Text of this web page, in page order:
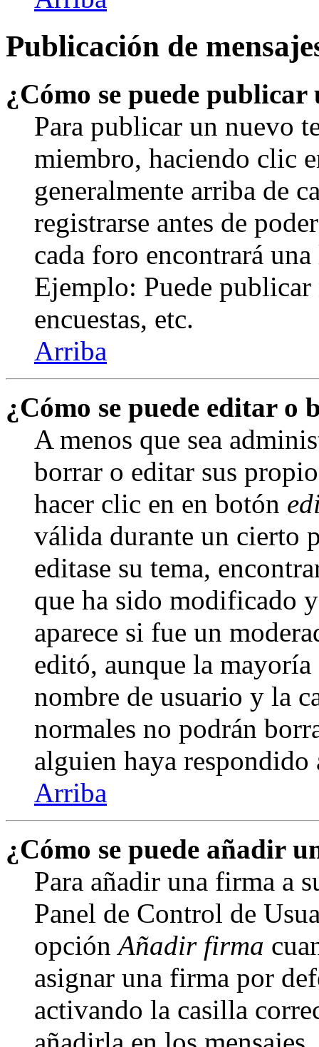
Publicación de
¿Cómo se puede
Para publicar un nuevo
miembro, haciendo clic
generalmente arriba de
registrarse antes de
cada foro encontrará
Ejemplo: Puede publicar
encuestas, etc.
Arriba
¿Cómo se puede editar o
A menos que sea
borrar o editar sus
hacer clic en en botón
válida durante un cierto
editase su tema,
que ha sido modificado
aparece si fue un
editó, aunque la
nombre de usuario y la
normales no podrán
alguien haya respondido
Arriba
¿Cómo se puede añadir
Para añadir una firma a
Panel de Control de
opciónAñadir firma
asignar una firma por
activando la casilla